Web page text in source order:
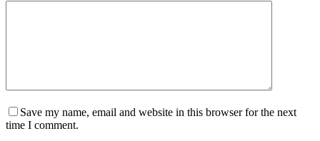
Save my name, email and website in this browser for the next
time I comment.